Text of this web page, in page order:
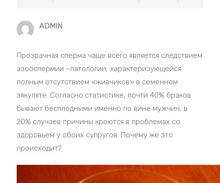
ADMIN
Прозрачная сперма чаще всего является следствием
азооспермии –патологии, характеризующейся
полным отсутствием «живчиков» в семенном
эякуляте. Согласно статистике, почти 40% браков
бывают бесплодными именно по вине мужчин, в
20% случаев причины кроются в проблемах со
здоровьем у обоих супругов. Почему же это
происходит?